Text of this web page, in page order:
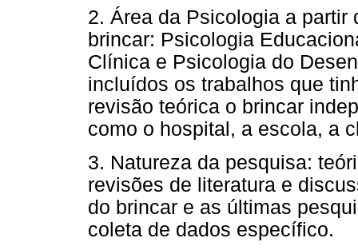
2. Área da Psicologia a
brincar: Psicologia
Clínica e Psicologia do
incluídos os trabalhos que
revisão teórica o brincar
como o hospital, a escola, a
3. Natureza da pesquisa:
revisões de literatura e
do brincar e as últimas
coleta de dados específico.